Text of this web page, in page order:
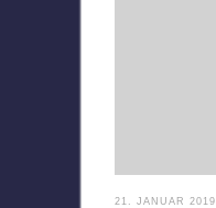
21. JANUAR 2019